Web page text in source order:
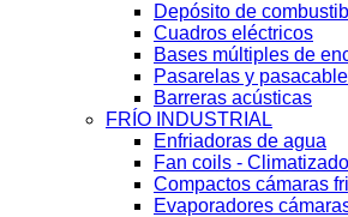
Depósito de
Cuadros eléctricos
Bases múltiples de
Pasarelas y
Barreras acústicas
FRÍO INDUSTRIAL
Enfriadoras de agua
Fan coils -
Compactos cámaras
Evaporadores